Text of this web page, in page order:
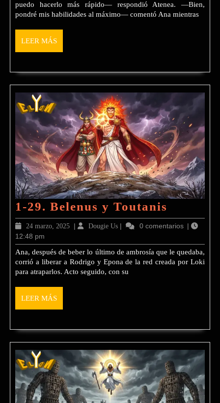
puedo hacerlo más rápido— respondió Atenea. —Bien,
pondré mis habilidades al máximo— comentó Ana mientras
LEER MÁSLEER
MÁS
1-29. Belenus y Toutanis
29.
y
24 marzo, 202524
2025
| Dougie UsDougie
| 0 comentarios |
12:48 pm
Ana, después de beber lo último de ambrosía que le quedaba,
corrió a liberar a Rodrigo y Epona de la red creada por Loki
para atraparlos. Acto seguido, con su
LEER MÁSLEER
MÁS